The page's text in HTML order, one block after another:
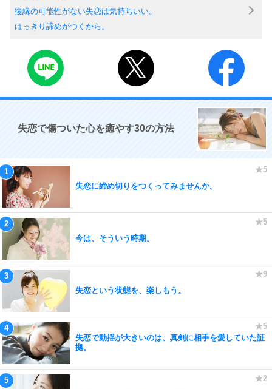
復縁の可能性がない失恋は気持ちいい。
はっきり諦めがつくから。
失恋で傷ついた心を癒やす30の方法
失恋に締め切りをつくってみませんか。
今は、そういう時期。
失恋という状態を、楽しもう。
失恋で動揺が大きいのは、真剣に相手を愛していた証
拠。